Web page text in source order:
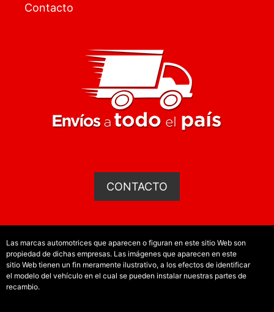
Contacto
CONTACTO
Las marcas automotrices que aparecen o figuran en este sitio Web son
propiedad de dichas empresas. Las imágenes que aparecen en este
sitio Web tienen un fin meramente ilustrativo, a los efectos de identificar
el modelo del vehículo en el cual se pueden instalar nuestras partes de
recambio.